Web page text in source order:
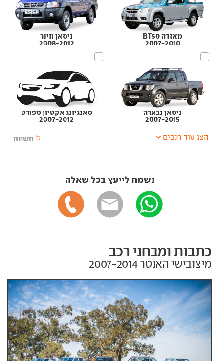
מאזדה BT50
2007-2010
ניסאן ווינר
2008-2012
ניסאן נבארה
2007-2015
סאנגיונג אקטיון ספורט
2007-2012
השווה הצג עוד רכבים
נשמח לייעץ בכל שאלה
כתבות ומבחני רכב
מיצובישי האנטר‏ 2007-2014